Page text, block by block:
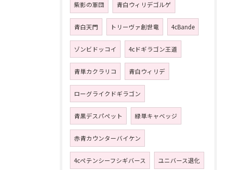
紫影の軍団 青白ウィリデゴルゲ
青白天門 トリーヴァ創世竜 4cBande
ゾンビドッコイ 4cドギラゴン王道
青単カクラリコ 青白ウィリデ
ローグライクドギラゴン
青黒デスパペット 緑単キャベッジ
赤青カウンターバイケン
4cペテンシーフシギバース ユニバース退化